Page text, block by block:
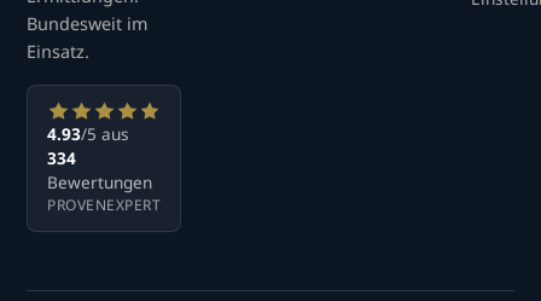
Bundesweit im
Einsatz.
4.93/5 aus
334
Bewertungen
PROVENEXPERT